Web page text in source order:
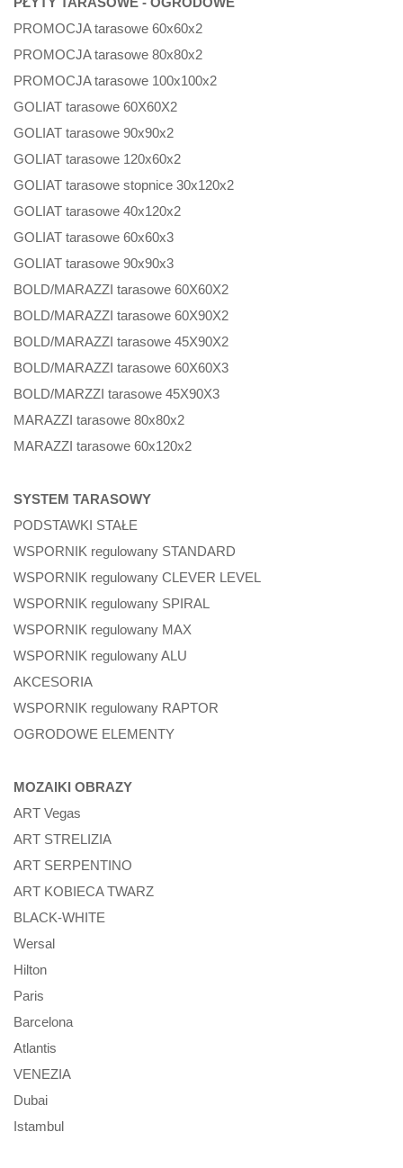
PROMOCJA tarasowe 60x60x2
PROMOCJA tarasowe 80x80x2
PROMOCJA tarasowe 100x100x2
GOLIAT tarasowe 60X60X2
GOLIAT tarasowe 90x90x2
GOLIAT tarasowe 120x60x2
GOLIAT tarasowe stopnice 30x120x2
GOLIAT tarasowe 40x120x2
GOLIAT tarasowe 60x60x3
GOLIAT tarasowe 90x90x3
BOLD/MARAZZI tarasowe 60X60X2
BOLD/MARAZZI tarasowe 60X90X2
BOLD/MARAZZI tarasowe 45X90X2
BOLD/MARAZZI tarasowe 60X60X3
BOLD/MARZZI tarasowe 45X90X3
MARAZZI tarasowe 80x80x2
MARAZZI tarasowe 60x120x2
SYSTEM TARASOWY
PODSTAWKI STAŁE
WSPORNIK regulowany STANDARD
WSPORNIK regulowany CLEVER LEVEL
WSPORNIK regulowany SPIRAL
WSPORNIK regulowany MAX
WSPORNIK regulowany ALU
AKCESORIA
WSPORNIK regulowany RAPTOR
OGRODOWE ELEMENTY
MOZAIKI OBRAZY
ART Vegas
ART STRELIZIA
ART SERPENTINO
ART KOBIECA TWARZ
BLACK-WHITE
Wersal
Hilton
Paris
Barcelona
Atlantis
VENEZIA
Dubai
Istambul